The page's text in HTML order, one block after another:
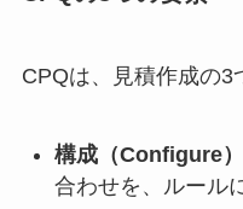
CPQは、見積作成の3
構成（Configure）
合わせを、ルール